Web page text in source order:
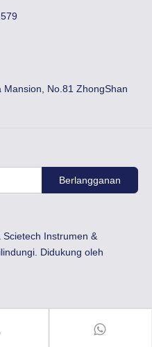
No.81 ZhongShan
Berlangganan
Instrumen &
Didukung oleh